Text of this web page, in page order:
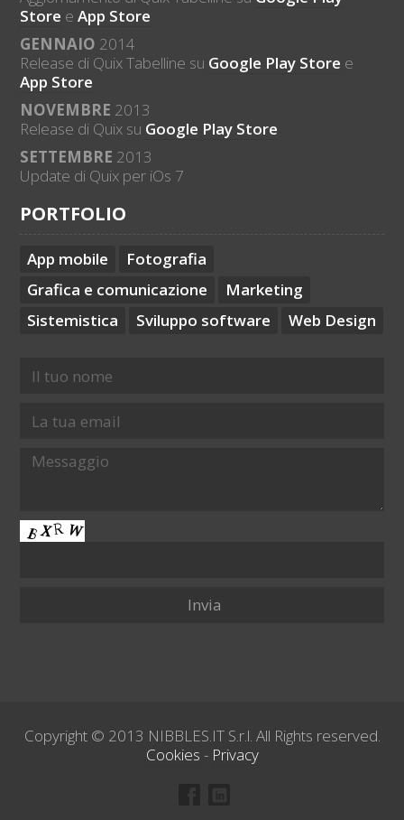
Store e App Store
GENNAIO 2014
Release di Quix Tabelline su Google Play Store e
App Store
NOVEMBRE 2013
Release di Quix su Google Play Store
SETTEMBRE 2013
Update di Quix per iOs 7
PORTFOLIO
App mobile
Fotografia
Grafica e comunicazione
Marketing
Sistemistica
Sviluppo software Web Design
Copyright © 2013 NIBBLES.IT S.r.l. All Rights reserved.
Cookies - Privacy